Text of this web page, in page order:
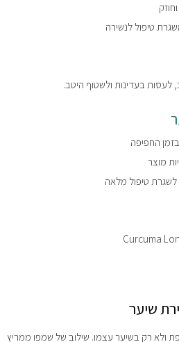
טיפול לנשירה
בעדינות ולשטוף היטב.
החפיפה
מוצר
Curcuma
שיער
ולא רק בשיער עצמו. שילוב של שמפו ממריץ